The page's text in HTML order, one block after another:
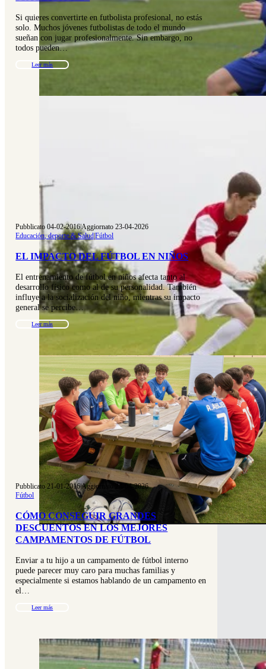
Si quieres convertirte en futbolista profesional, no estás
solo. Muchos jóvenes futbolistas de todo el mundo
sueñan con jugar profesionalmente. Sin embargo, no
todos pueden…
Leer más
Pubblicato 04-02-2016|Aggiornato 23-04-2026
Educación, deporte & Salud|Fútbol
EL IMPACTO DEL FÚTBOL EN NIÑOS
El entrenamiento de fútbol en niños afecta tanto al
desarrollo físico como al de su personalidad. También
influye a la socialización del niño, mientras su impacto
general se percibe…
Leer más
Pubblicato 21-01-2016|Aggiornato 23-04-2026
Fútbol
CÓMO CONSEGUIR GRANDES
DESCUENTOS EN LOS MEJORES
CAMPAMENTOS DE FÚTBOL
Enviar a tu hijo a un campamento de fútbol interno
puede parecer muy caro para muchas familias y
especialmente si estamos hablando de un campamento en
el…
Leer más